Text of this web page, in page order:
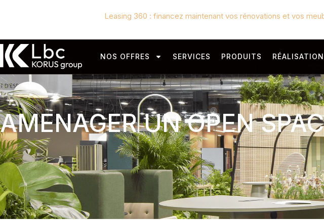
Leasing 360 : financez maintenant vos rénovations et vos
NOS OFFRES SERVICES PRODUITS
AMENAGER UN OPEN